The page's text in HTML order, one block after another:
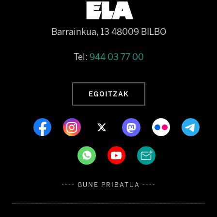
Barrainkua, 13 48009 BILBO
Tel: 944 03 77 00
EGOITZAK
---- GUNE PRIBATUA ----